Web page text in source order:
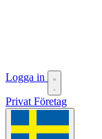
Logga in
Privat Företag